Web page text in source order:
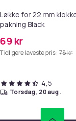
Løkke for 22 mm
pakning Black
69 kr
Tidligere laveste pris: 78 kr
4,5
torsdag, 20 aug.